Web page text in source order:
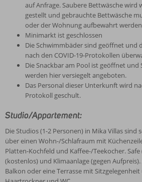
auf Anfrage. Saubere Bettwäsche wird
gestellt und gebrauchte Bettwäsche
oder der Wohnung aufbewahrt
Minimarkt ist geschlossen
Die Schwimmbäder sind geöffnet und
nach den COVID-19-Protokollen
Die Snackbar am Pool ist geöffnet und
werden hier versiegelt angeboten.
Das Personal dieser Unterkunft wird
Protokoll geschult.
Studio/Appartement:
Die Studios (1-2 Personen) in Mika Villas
über einen Wohn-/Schlafraum mit
Platten-Kochfeld und Kaffee-/Teekocher. Safe
(kostenlos) und Klimaanlage (gegen
Balkon oder eine Terrasse mit